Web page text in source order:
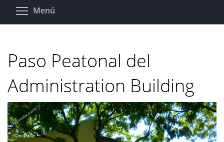
Pasar
Menú
Paso Peatonal del
Administration Building